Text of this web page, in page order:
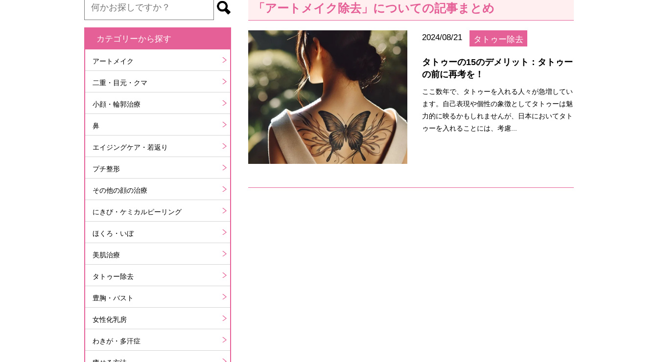
「アートメイク除去」についての記事まとめ
2024/08/21 タトゥー除去
タトゥーの15のデメリット：タトゥー
の前に再考を！
ここ数年で、タトゥーを入れる人々が急増してい
ます。自己表現や個性の象徴としてタトゥーは魅
力的に映るかもしれませんが、日本においてタト
ゥーを入れることには、考慮...
カテゴリーから探す
アートメイク
二重・目元・クマ
小顔・輪郭治療
鼻
エイジングケア・若返り
プチ整形
その他の顔の治療
にきび・ケミカルピーリング
ほくろ・いぼ
美肌治療
タトゥー除去
豊胸・バスト
女性化乳房
わきが・多汗症